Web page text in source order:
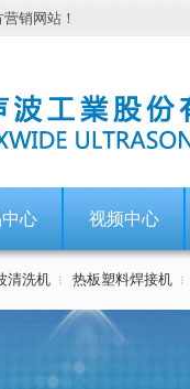
销网站！
心 视频中心
清洗机 热板塑料焊接机